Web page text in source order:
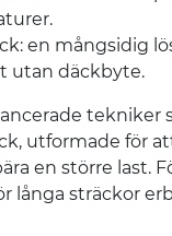
en mångsidig
utan däckbyte.
tekniker
utformade för
en större last.
långa sträckor